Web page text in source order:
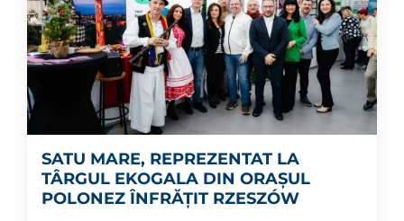
SATU MARE, REPREZENTAT LA
TÂRGUL EKOGALA DIN ORAȘUL
POLONEZ ÎNFRĂȚIT RZESZÓW